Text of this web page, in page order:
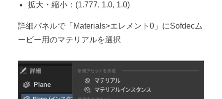
拡大・縮小：(1.777, 1.0, 1.0)
詳細パネルで「Materials>エレメント0」にSofdecム
ービー用のマテリアルを選択